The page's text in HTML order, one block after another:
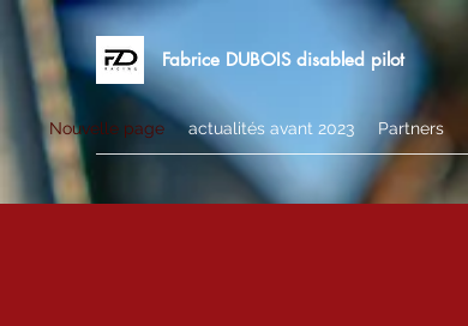
Fabrice DUBOIS disabled pilot
Nouvelle page actualités avant 2023 Partners